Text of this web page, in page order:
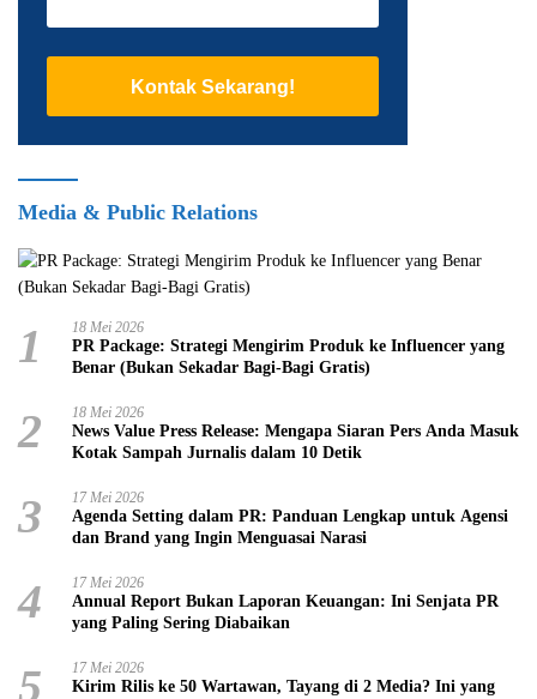
Kontak Sekarang!
Media & Public Relations
1 18 Mei 2026
PR Package: Strategi Mengirim Produk ke Influencer yang
Benar (Bukan Sekadar Bagi-Bagi Gratis)
2 18 Mei 2026
News Value Press Release: Mengapa Siaran Pers Anda Masuk
Kotak Sampah Jurnalis dalam 10 Detik
3 17 Mei 2026
Agenda Setting dalam PR: Panduan Lengkap untuk Agensi
dan Brand yang Ingin Menguasai Narasi
4 17 Mei 2026
Annual Report Bukan Laporan Keuangan: Ini Senjata PR
yang Paling Sering Diabaikan
5 17 Mei 2026
Kirim Rilis ke 50 Wartawan, Tayang di 2 Media? Ini yang